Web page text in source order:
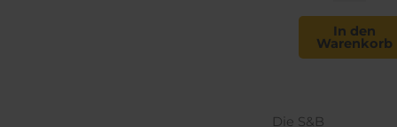
124
In den
Warenkorb
Die S&B